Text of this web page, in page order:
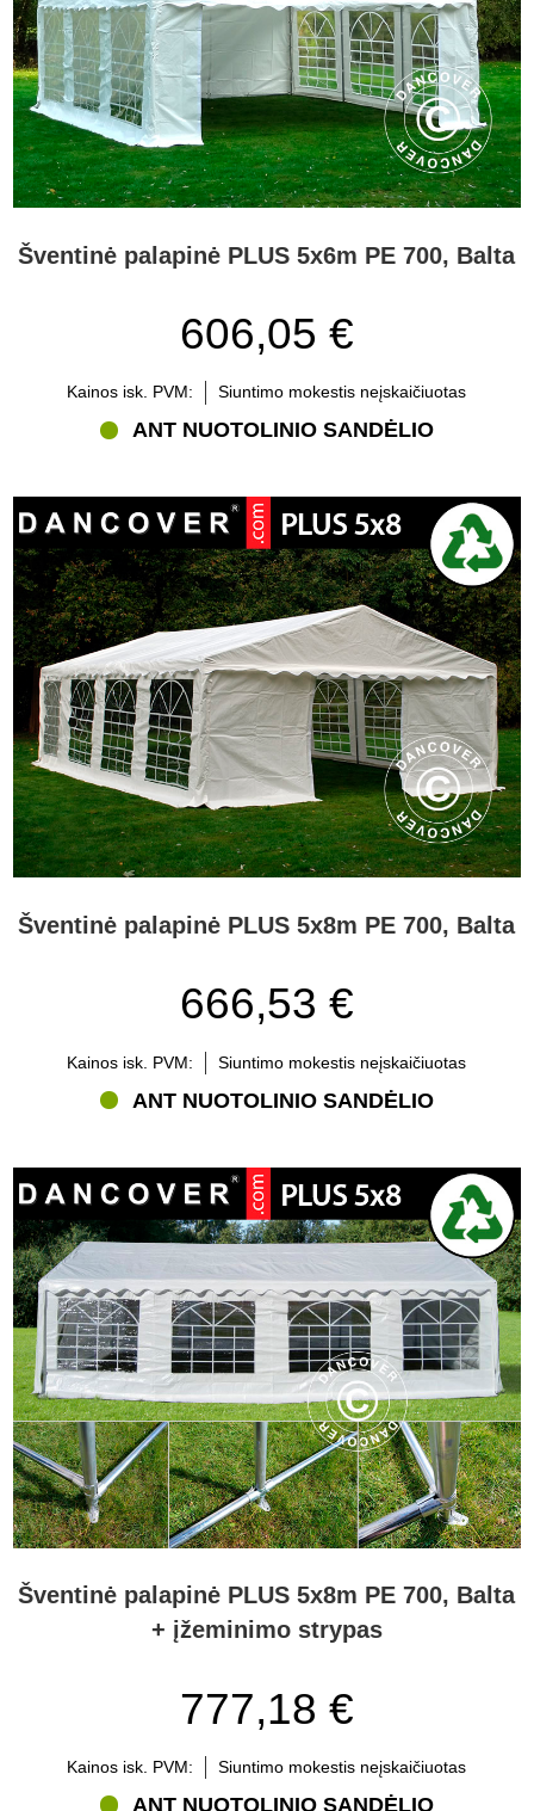
Šventinė palapinė PLUS 5x6m PE 700, Balta
606,05 €
Kainos isk. PVM: Siuntimo mokestis neįskaičiuotas
ANT NUOTOLINIO SANDĖLIO
Šventinė palapinė PLUS 5x8m PE 700, Balta
666,53 €
Kainos isk. PVM: Siuntimo mokestis neįskaičiuotas
ANT NUOTOLINIO SANDĖLIO
Šventinė palapinė PLUS 5x8m PE 700, Balta
+ įžeminimo strypas
777,18 €
Kainos isk. PVM: Siuntimo mokestis neįskaičiuotas
ANT NUOTOLINIO SANDĖLIO